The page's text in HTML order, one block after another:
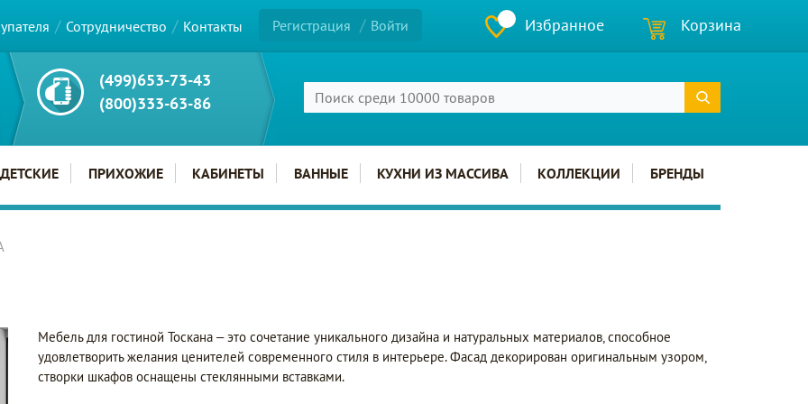
Сотрудничество Контакты Регистрация Войти Избранное Корзина
(499)653-73-43
(800)333-63-86
ДЕТСКИЕ ПРИХОЖИЕ КАБИНЕТЫ ВАННЫЕ КУХНИ ИЗ МАССИВА КОЛЛЕКЦИИ БРЕНДЫ
Мебель для гостиной Тоскана – это сочетание уникального дизайна и натуральных материалов, способное
удовлетворить желания ценителей современного стиля в интерьере. Фасад декорирован оригинальным узором,
створки шкафов оснащены стеклянными вставками.